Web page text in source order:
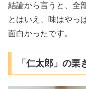
結論から言うと、全
とはいえ、味はやっ
面白かったです。
「仁太郎」の栗